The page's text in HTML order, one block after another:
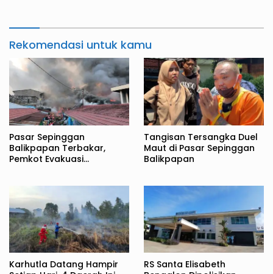
Rekomendasi untuk kamu
Pasar Sepinggan
Balikpapan Terbakar,
Pemkot Evakuasi
Tangisan Tersangka Duel
Maut di Pasar Sepinggan
Balikpapan
Karhutla Datang Hampir
RS Santa Elisabeth